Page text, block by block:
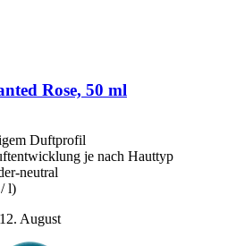
Rose, 50 ml
Duftprofil
je nach Hauttyp
neutral
l)
August